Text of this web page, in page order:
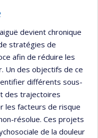
devient chronique
stratégies de
afin de réduire les
Un des objectifs de ce
différents sous-
des trajectoires
les facteurs de risque
résolue. Ces projets
de la douleur